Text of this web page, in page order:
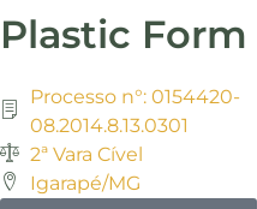
Plastic Form
Processo n°: 0154420-
08.2014.8.13.0301
2ª Vara Cível
Igarapé/MG